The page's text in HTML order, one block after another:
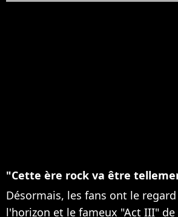
"Cette ère rock va être
Désormais, les fans ont le
l'horizon et le fameux "Act III"